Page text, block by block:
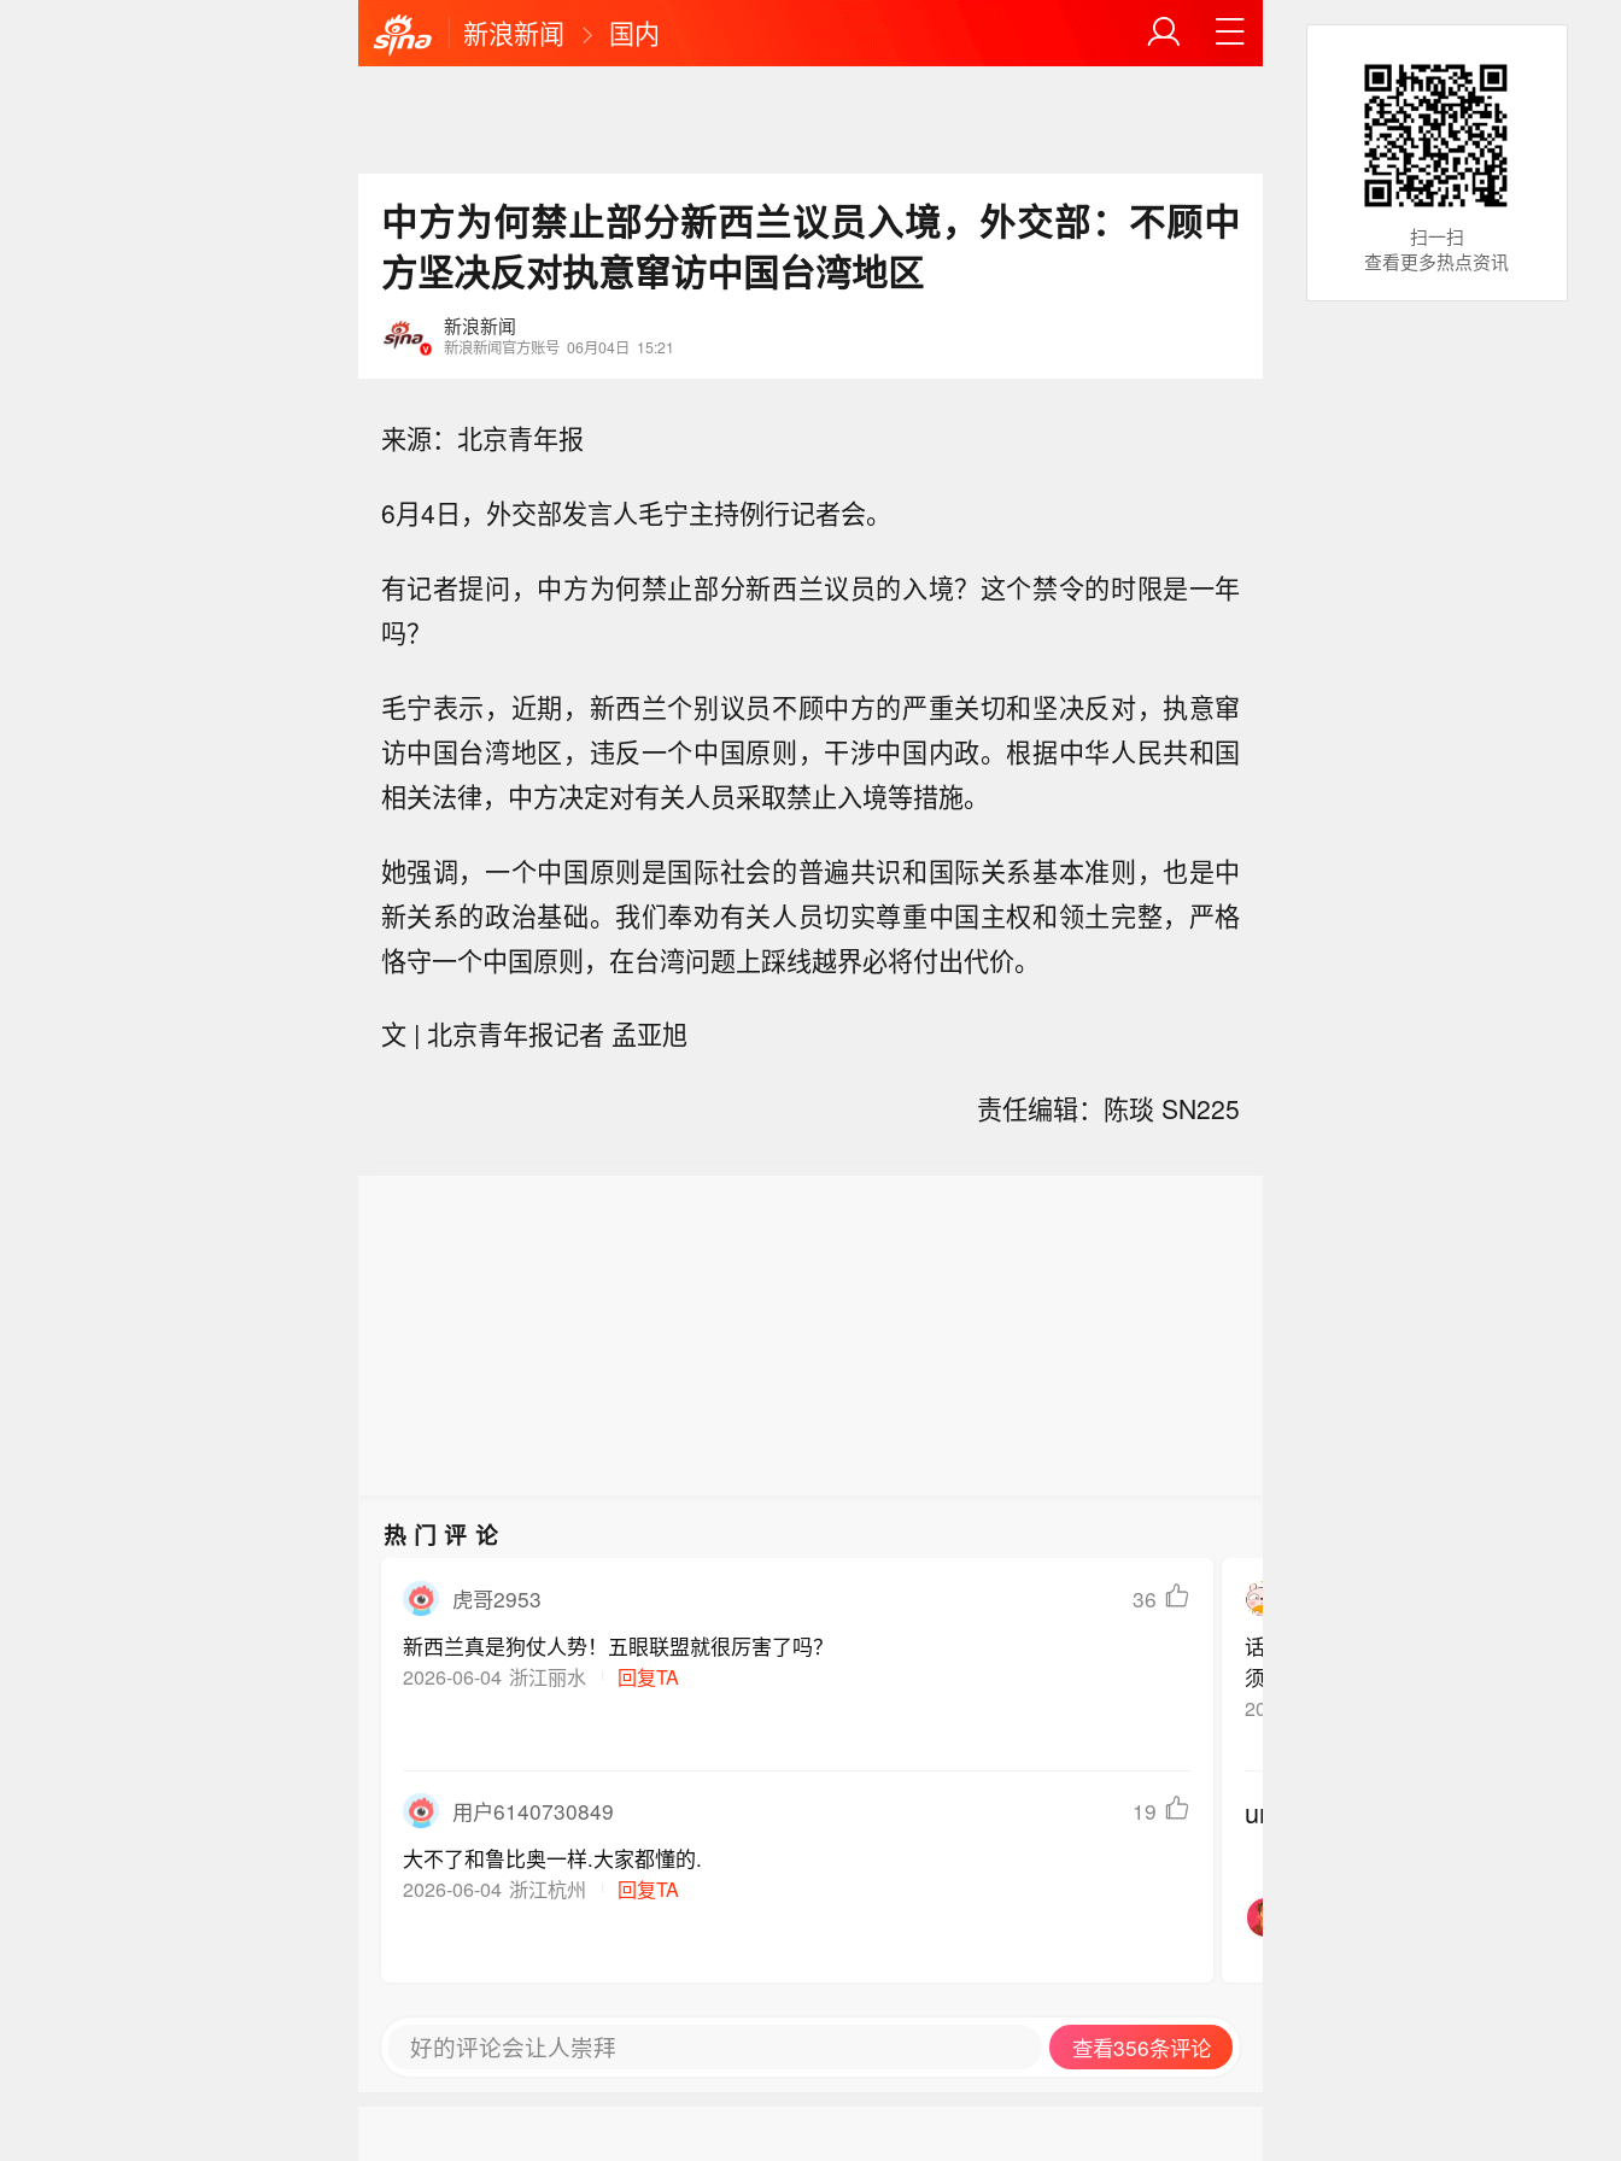
新浪新闻 国内
中方为何禁止部分新西兰议员入境，外交部：不顾中
方坚决反对执意窜访中国台湾地区
新浪新闻
新浪新闻官方账号 06月04日 15:21
来源：北京青年报
6月4日，外交部发言人毛宁主持例行记者会。
有记者提问，中方为何禁止部分新西兰议员的入境？这个禁令的时限是一年
吗？
毛宁表示，近期，新西兰个别议员不顾中方的严重关切和坚决反对，执意窜
访中国台湾地区，违反一个中国原则，干涉中国内政。根据中华人民共和国
相关法律，中方决定对有关人员采取禁止入境等措施。
她强调，一个中国原则是国际社会的普遍共识和国际关系基本准则，也是中
新关系的政治基础。我们奉劝有关人员切实尊重中国主权和领土完整，严格
恪守一个中国原则，在台湾问题上踩线越界必将付出代价。
文 | 北京青年报记者 孟亚旭
责任编辑：陈琰 SN225
热门评论
虎哥2953
36
新西兰真是狗仗人势！五眼联盟就很厉害了吗？
2026-06-04 浙江丽水 回复TA
用户6140730849
19
大不了和鲁比奥一样.大家都懂的.
2026-06-04 浙江杭州 回复TA
话说，中国，法定学校里（各年龄段的
须强制清理外籍外教
2026-06-04
undefined
好的评论会让人崇拜 查看356条评论
扫一扫
查看更多热点资讯